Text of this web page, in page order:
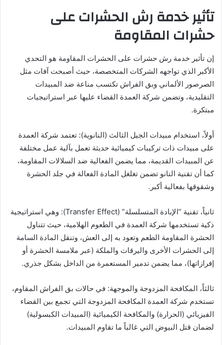
تأثير خدمة رش الحشرات على
حشرات المقاومة
إن تأثير خدمة رش حشرات على الحشرات المقاومة هو التحدي
الأكبر الذي تواجهه الشركات المتخصصة، حيث أصبحت آفات مثل
الصرصور الألماني وبق الفراش تكتسب مناعة ضد المبيدات
التقليدية، وتضمن شركة العمدة القضاء عليها عبر استراتيجيات
مبتكرة.
أولاً، استخدام مبيدات الجيل الثالث (النانوية): تعتمد شركة العمدة
على مبيدات ذات تركيبات كيميائية حديثة تعمل بآلية عمل مختلفة
عن المبيدات القديمة، مما يضمن الفعالية ضد السلالات المقاومة،
كما أن تقنية النانو تضمن تغلغل المادة الفعالة في جلد الحشرة
وشقوقها بفعالية أكبر.
ثانياً، تقنية “الإبادة المتسلسلة” (Transfer Effect): وهي استراتيجية
ذكية تستخدمها شركة العمدة في الطعوم الهلامية، حيث تتناول
الحشرة المقاومة الطعم وتعود به إلى العش، وتنقل المادة السامة
إلى الحشرات الأخرى واليرقات والملكة (عبر ملامسة الحشرة أو
إفرازاتها)، مما يضمن تدمير المستعمرة من الداخل بشكل جذري.
ثالثاً، المكافحة المزدوجة والموجهة: في حالات بق الفراش المقاوم،
تستخدم شركة العمدة المكافحة المزدوجة التي تجمع بين القضاء
الفيزيائي (الحرارة) والمكافحة الكيميائية (المبيدات الكبسولية)
لضمان قتل البيوض التي غالباً ما تقاوم المبيدات.